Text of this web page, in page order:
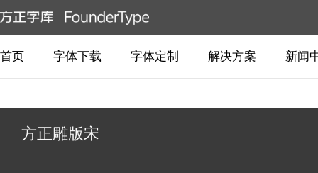
首页 字体下载 字体定制 解决方案 新闻
方正雕版宋